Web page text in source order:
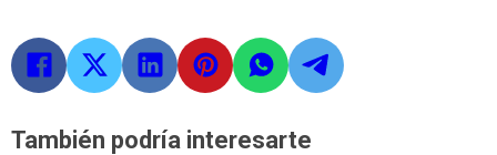
También podría interesarte